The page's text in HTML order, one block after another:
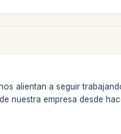
alientan a seguir
nuestra empresa desde